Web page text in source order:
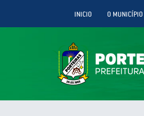
INICIO O MUNICÍPIO